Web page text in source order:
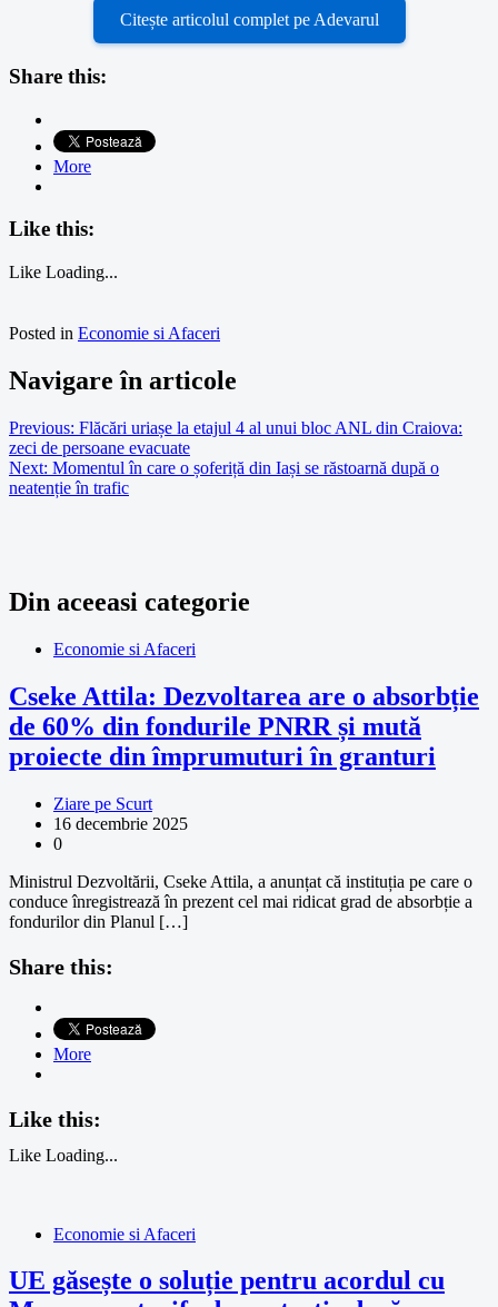
Citește articolul complet pe Adevarul
Share this:
More
Like this:
Like Loading...
Posted in Economie si Afaceri
Navigare în articole
Previous: Flăcări uriașe la etajul 4 al unui bloc ANL din Craiova:
zeci de persoane evacuate
Next: Momentul în care o șoferiță din Iași se răstoarnă după o
neatenție în trafic
Din aceeasi categorie
Economie si Afaceri
Cseke Attila: Dezvoltarea are o absorbție
de 60% din fondurile PNRR și mută
proiecte din împrumuturi în granturi
Ziare pe Scurt
16 decembrie 2025
0
Ministrul Dezvoltării, Cseke Attila, a anunțat că instituția pe care o
conduce înregistrează în prezent cel mai ridicat grad de absorbție a
fondurilor din Planul […]
Share this:
More
Like this:
Like Loading...
Economie si Afaceri
UE găsește o soluție pentru acordul cu